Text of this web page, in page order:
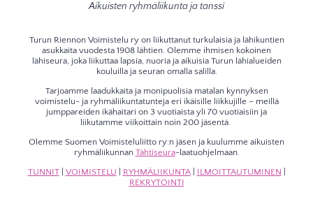
Aikuisten ryhmäliikunta ja tanssi
Turun Riennon Voimistelu ry on liikuttanut turkulaisia ja lähikuntien
asukkaita vuodesta 1908 lähtien. Olemme ihmisen kokoinen
lähiseura, joka liikuttaa lapsia, nuoria ja aikuisia Turun lähialueiden
kouluilla ja seuran omalla salilla.
Tarjoamme laadukkaita ja monipuolisia matalan kynnyksen
voimistelu- ja ryhmäliikuntatunteja eri ikäisille liikkujille – meillä
jumppareiden ikähaitari on 3 vuotiaista yli 70 vuotiaisiin ja
liikutamme viikoittain noin 200 jäsentä.
Olemme Suomen Voimisteluliitto ry:n jäsen ja kuulumme aikuisten
ryhmäliikunnan Tähtiseura-laatuohjelmaan.
TUNNIT| VOIMISTELU RYHMÄLIIKUNTA| ILMOITTAUTUMINEN
REKRYTOINTI